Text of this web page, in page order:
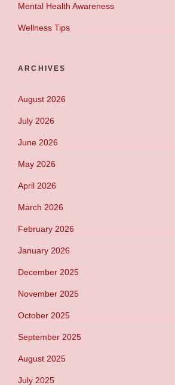
Mental Health Awareness
Wellness Tips
ARCHIVES
August 2026
July 2026
June 2026
May 2026
April 2026
March 2026
February 2026
January 2026
December 2025
November 2025
October 2025
September 2025
August 2025
July 2025